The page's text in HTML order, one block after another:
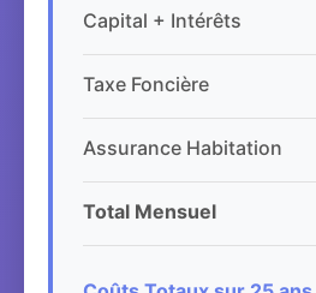
Capital + Intérêts
Taxe Foncière
Assurance Habitation
Total Mensuel